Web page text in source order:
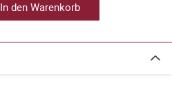
In den Warenkorb